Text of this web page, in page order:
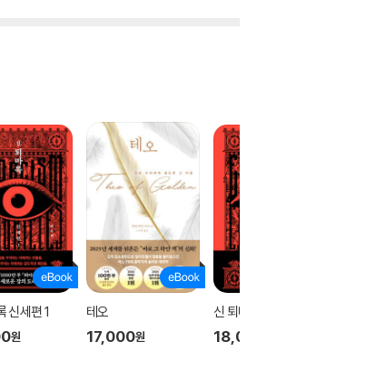
신세편 1
원
테오
17,000원
신 퇴마록 신세편 3
18,000